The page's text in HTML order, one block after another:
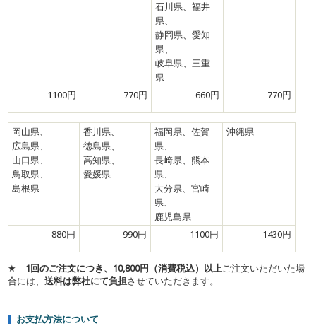
石川県、福井
県、
静岡県、愛知
県、
岐阜県、三重
県
1100円 770円 660円 770円
岡山県、
広島県、
山口県、
鳥取県、
島根県
香川県、
徳島県、
高知県、
愛媛県
福岡県、佐賀
県、
長崎県、熊本
県、
大分県、宮崎
県、
鹿児島県
沖縄県
880円 990円 1100円 1430円
★ 1回のご注文につき、10,800円（消費税込）以上ご注文いただいた場
合には、送料は弊社にて負担させていただきます。
お支払方法について